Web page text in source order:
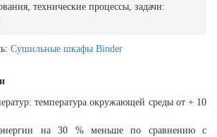
технические процессы, задачи:
Сушильные шкафы Binder
температура окружающей среды от + 10
энергии на 30 % меньше по сравнению с